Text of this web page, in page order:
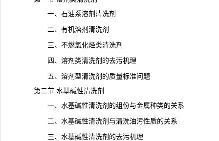
一、石油系溶剂清洗剂
二、有机溶剂清洗剂
三、不燃氯化烃类清洗剂
四、溶剂类清洗剂的去污机理
五、溶剂型清洗剂的质量标准问题
第二节 水基碱性清洗剂
一、水基碱性清洗剂的组份与金属种类的关系
二、水基碱性清洗剂与清洗油污性质的关系
三、水基碱性清洗剂的去污机理